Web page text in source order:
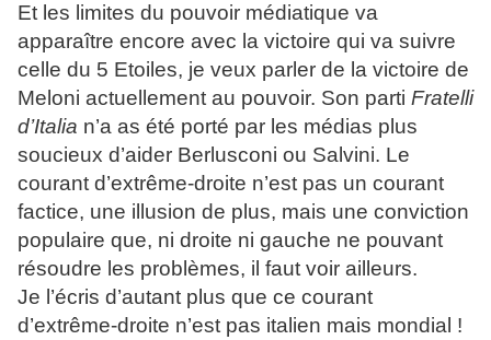
Et les limites du pouvoir médiatique va
apparaître encore avec la victoire qui va suivre
celle du 5 Etoiles, je veux parler de la victoire de
Meloni actuellement au pouvoir. Son parti Fratelli
d’Italia n’a as été porté par les médias plus
soucieux d’aider Berlusconi ou Salvini. Le
courant d’extrême-droite n’est pas un courant
factice, une illusion de plus, mais une conviction
populaire que, ni droite ni gauche ne pouvant
résoudre les problèmes, il faut voir ailleurs.
Je l’écris d’autant plus que ce courant
d’extrême-droite n’est pas italien mais mondial !